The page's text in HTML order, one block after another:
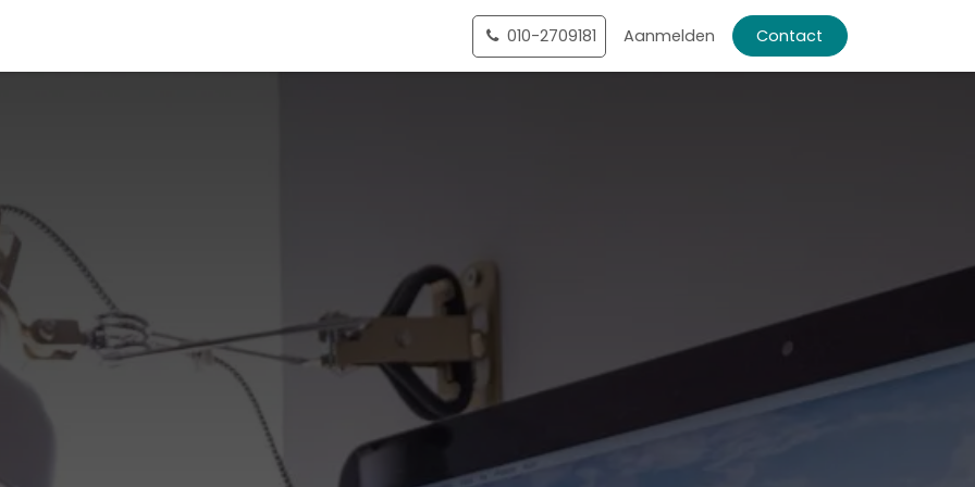
Contact Shop
010-2709181 Aanmelden Contact